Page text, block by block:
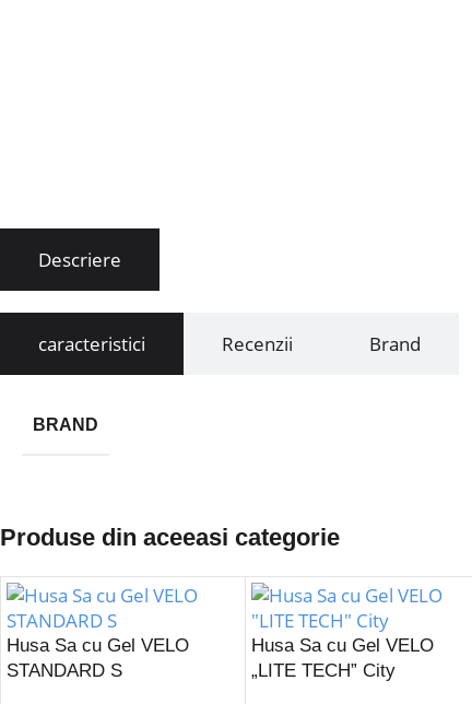
Descriere
caracteristici Recenzii Brand
BRAND
Produse din aceeasi categorie
Husa Sa cu Gel VELO
STANDARD S
Husa Sa cu Gel VELO
„LITE TECH” City